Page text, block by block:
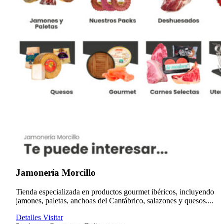
Jamonería Morcillo
Tienda especializada en productos gourmet ibéricos, incluyendo
jamones, paletas, anchoas del Cantábrico, salazones y quesos....
Detalles Visitar